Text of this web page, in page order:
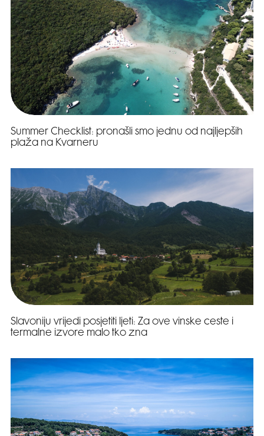
Summer Checklist: pronašli smo jednu od najljepših
plaža na Kvarneru
Slavoniju vrijedi posjetiti ljeti: Za ove vinske ceste i
termalne izvore malo tko zna